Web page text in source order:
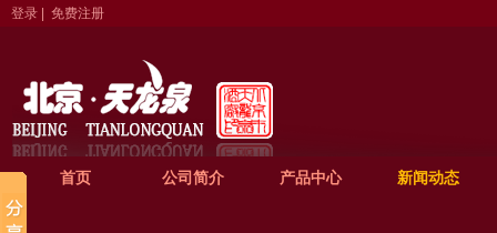
登录 免费注册
首页 公司简介 产品中心 新闻动态